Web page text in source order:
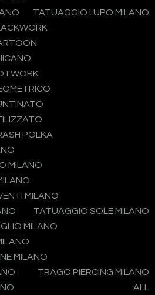
TATUAGGIO LUPO MILANO
POLKA
MILANO
MILANO
TATUAGGIO SOLE MILANO
MILANO
MILANO
TRAGO PIERCING MILANO
ALL